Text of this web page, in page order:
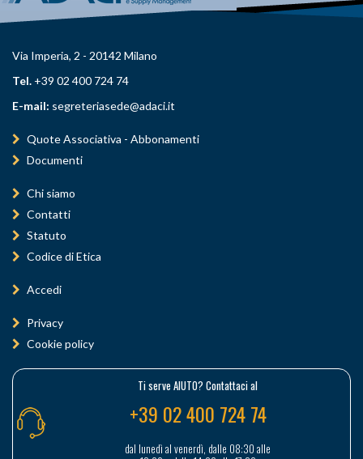
Via Imperia, 2 - 20142 Milano
Tel. +39 02 400 724 74
E-mail: segreteriasede@adaci.it
Quote Associativa - Abbonamenti
Documenti
Chi siamo
Contatti
Statuto
Codice di Etica
Accedi
Privacy
Cookie policy
Ti serve AIUTO? Contattaci al
+39 02 400 724 74
dal lunedì al venerdì, dalle 08:30 alle